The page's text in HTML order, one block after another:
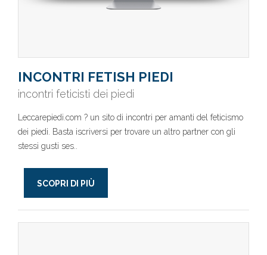
INCONTRI FETISH PIEDI
incontri feticisti dei piedi
Leccarepiedi.com ? un sito di incontri per amanti del feticismo
dei piedi. Basta iscriversi per trovare un altro partner con gli
stessi gusti ses..
SCOPRI DI PIÙ